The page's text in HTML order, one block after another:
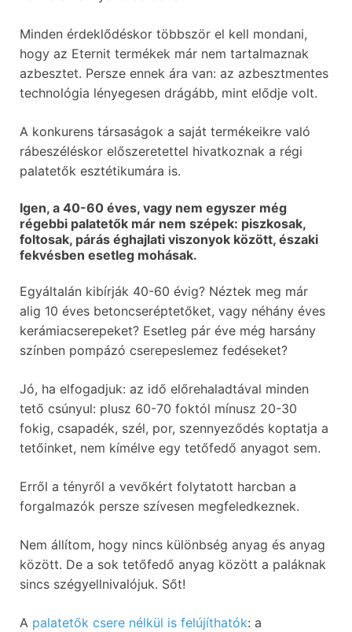
Minden érdeklődéskor többször el kell mondani,
hogy az Eternit termékek már nem tartalmaznak
azbesztet. Persze ennek ára van: az azbesztmentes
technológia lényegesen drágább, mint elődje volt.
A konkurens társaságok a saját termékeikre való
rábeszéléskor előszeretettel hivatkoznak a régi
palatetők esztétikumára is.
Igen, a 40-60 éves, vagy nem egyszer még
régebbi palatetők már nem szépek: piszkosak,
foltosak, párás éghajlati viszonyok között, északi
fekvésben esetleg mohásak.
Egyáltalán kibírják 40-60 évig? Néztek meg már
alig 10 éves betoncseréptetőket, vagy néhány éves
kerámiacserepeket? Esetleg pár éve még harsány
színben pompázó cserepeslemez fedéseket?
Jó, ha elfogadjuk: az idő előrehaladtával minden
tető csúnyul: plusz 60-70 foktól mínusz 20-30
fokig, csapadék, szél, por, szennyeződés koptatja a
tetőinket, nem kímélve egy tetőfedő anyagot sem.
Erről a tényről a vevőkért folytatott harcban a
forgalmazók persze szívesen megfeledkeznek.
Nem állítom, hogy nincs különbség anyag és anyag
között. De a sok tetőfedő anyag között a paláknak
sincs szégyellnivalójuk. Sőt!
A palatetők csere nélkül is felújíthatók: a